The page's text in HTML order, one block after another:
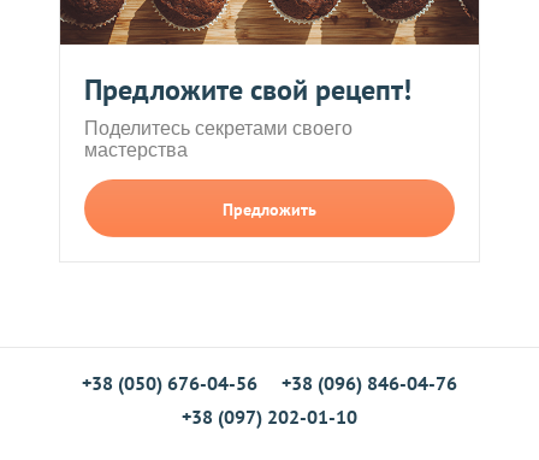
Предложите свой рецепт!
Поделитесь секретами своего
мастерства
Предложить
+38 (050) 676-04-56
+38 (096) 846-04-76
+38 (097) 202-01-10